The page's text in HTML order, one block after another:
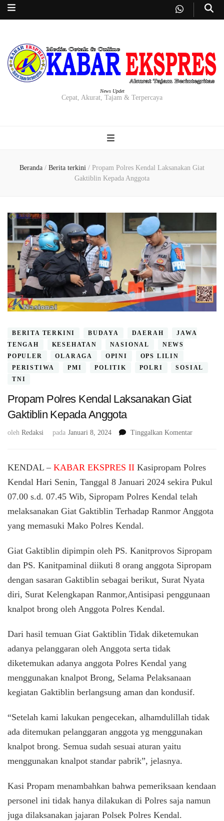
News Updet
Cepat, Akurat, Tajam & Terpercaya
Beranda / Berita terkini / Propam Polres Kendal Laksanakan Giat
Gaktiblin Kepada Anggota
BERITA TERKINI BUDAYA DAERAH
JAWA
TENGAH
KESEHATAN NASIONAL
NEWS
POPULER
OLARAGA OPINI
OPS LILIN
PERISTIWA
PMI POLITIK POLRI
SOSIAL
TNI
Propam Polres Kendal Laksanakan Giat
Gaktiblin Kepada Anggota
oleh Redaksi pada Januari 8, 2024 Tinggalkan Komentarpada
Kendal
Giat
Gaktiblin
Anggota
KENDAL – KABAR EKSPRES II Kasipropam Polres
Kendal Hari Senin, Tanggal 8 Januari 2024 sekira Pukul
07.00 s.d. 07.45 Wib, Sipropam Polres Kendal telah
melaksanakan Giat Gaktiblin Terhadap Ranmor Anggota
yang memasuki Mako Polres Kendal.
Giat Gaktiblin dipimpin oleh PS. Kanitprovos Sipropam
dan PS. Kanitpaminal diikuti 8 orang anggota Sipropam
dengan sasaran Gaktiblin sebagai berikut, Surat Nyata
diri, Surat Kelengkapan Ranmor,Antisipasi penggunaan
knalpot brong oleh Anggota Polres Kendal.
Dari hasil temuan Giat Gaktiblin Tidak diketemukan
adanya pelanggaran oleh Anggota serta tidak
diketemukan adanya anggota Polres Kendal yang
menggunakan knalpot Brong, Selama Pelaksanaan
kegiatan Gaktiblin berlangsung aman dan kondusif.
“Setelah kami lakukan pengecekan, alhamdulillah tidak
ada ditemukan pelanggaran anggota yg menggunakan
knalpot brong. Semua sudah sesuai aturan yaitu
menggunakan knalpot standar pabrik”, jelasnya.
Kasi Propam menambahkan bahwa pemeriksaan kendaan
personel ini tidak hanya dilakukan di Polres saja namun
juga dilaksanakan jajaran Polsek Polres Kendal.